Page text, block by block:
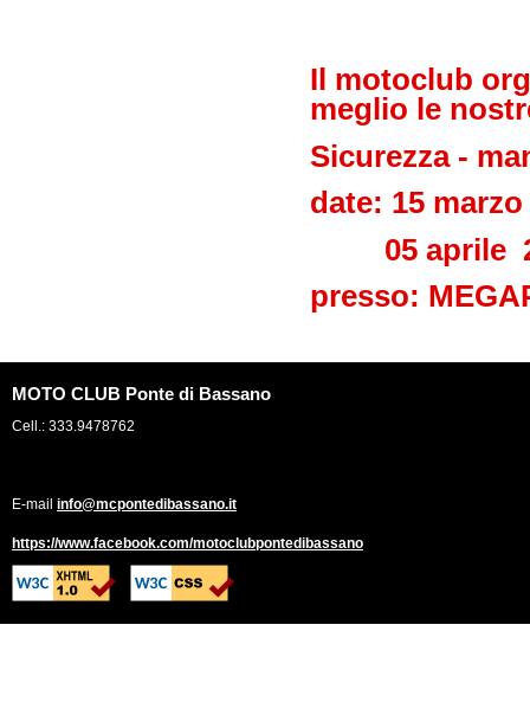
Il motoclub
meglio le
Sicurezza -
date: 15
05 aprile
presso: MEGA
MOTO CLUB Ponte di Bassano
Cell.: 333.9478762
E-mail info@mcpontedibassano.it
https://www.facebook.com/motoclubpontedibassano